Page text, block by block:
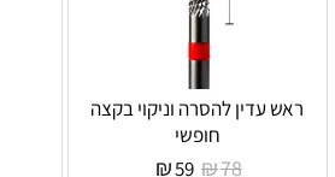
ראש עדין להסרה וניקוי בקצה
חופשי
₪78
₪59